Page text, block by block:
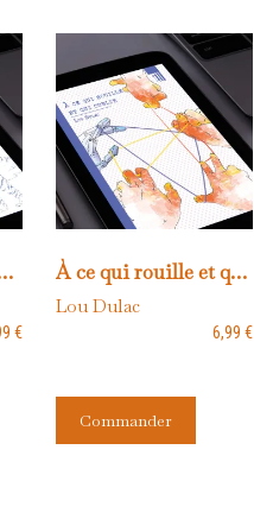
numérique
€
À ce qui rouille et qui oublie – Version numérique
Lou Dulac
6,99 €
Commander
Ce
a